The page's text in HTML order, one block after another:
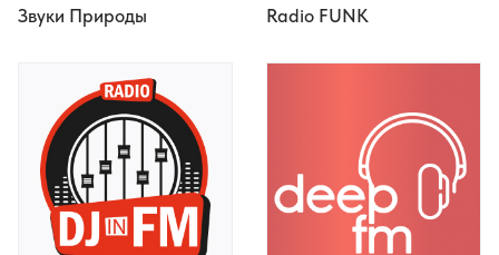
Звуки Природы Radio FUNK